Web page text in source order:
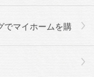
でマイホームを購